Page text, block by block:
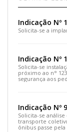
Indicação Nº
Solicita-se a
Indicação Nº
Solicita-se
próximo ao n°
segurança aos
Indicação Nº
Solicita-se
transporte
ônibus passe pela